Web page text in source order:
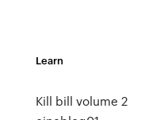
Learn
Kill bill volume 2